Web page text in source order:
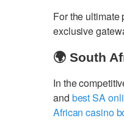
For the
exclusive
🌍 South
In the
and best SA
African casino